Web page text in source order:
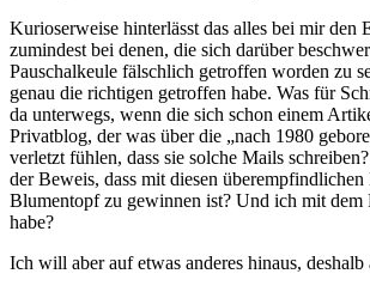
Kurioserweise hinterlässt das alles bei mir den
zumindest bei denen, die sich darüber
Pauschalkeule fälschlich getroffen worden zu
genau die richtigen getroffen habe. Was für
da unterwegs, wenn die sich schon einem
Privatblog, der was über die „nach 1980
verletzt fühlen, dass sie solche Mails
der Beweis, dass mit diesen
Blumentopf zu gewinnen ist? Und ich mit dem
habe?
Ich will aber auf etwas anderes hinaus,